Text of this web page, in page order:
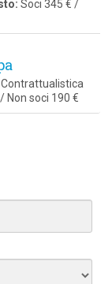
Soci 345 € /
Contrattualistica
Non soci 190 €